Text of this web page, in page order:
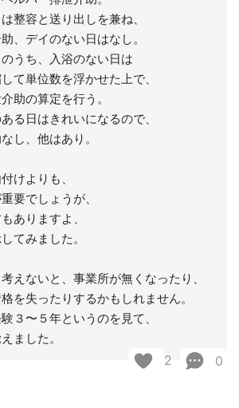
整容と送り出しを兼ね、
、デイのない日はなし。
うち、入浴のない日は
て単位数を浮かせた上で、
助の算定を行う。
る日はきれいになるので、
し、他はあり。
けよりも、
要でしょうが、
ありますよ、
てみました。
えないと、事業所が無くなったり、
を失ったりするかもしれません。
３〜５年というのを見て、
ました。
2 0